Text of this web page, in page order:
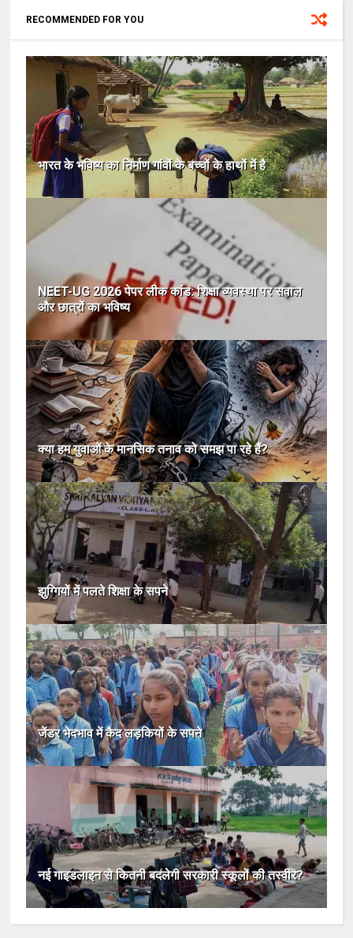
RECOMMENDED FOR YOU
भारत के भविष्य का निर्माण गांवों के बच्चों के हाथों में है
NEET-UG 2026 पेपर लीक कांड: शिक्षा व्यवस्था पर सवाल
और छात्रों का भविष्य
क्या हम युवाओं के मानसिक तनाव को समझ पा रहे हैं?
झुग्गियों में पलते शिक्षा के सपने
जेंडर भेदभाव में कैद लड़कियों के सपने
नई गाइडलाइन से कितनी बदलेगी सरकारी स्कूलों की तस्वीर?